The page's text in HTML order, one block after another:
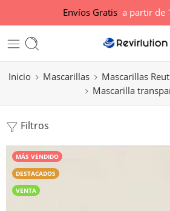
Envíos Gratisa partir de
Inicio Mascarillas
Mascarillas
Mascarilla
Filtros
MÁS VENDIDO
DESTACADOS
VENTA